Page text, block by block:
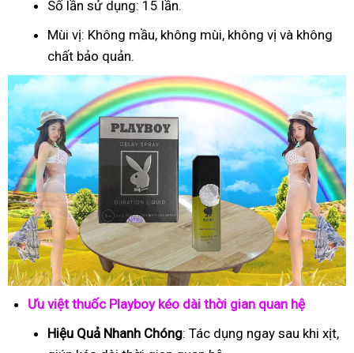
Số lần sử dụng: 15 lần.
Mùi vị: Không mầu, không mùi, không vị và không
chất bảo quản.
Ưu việt thuốc Playboy kéo dài thời gian quan hệ
Hiệu Quả Nhanh Chóng: Tác dụng ngay sau khi xịt,